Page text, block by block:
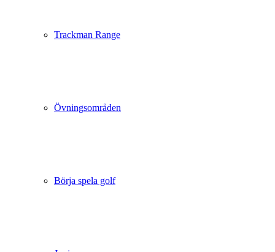
Trackman Range
Övningsområden
Börja spela golf